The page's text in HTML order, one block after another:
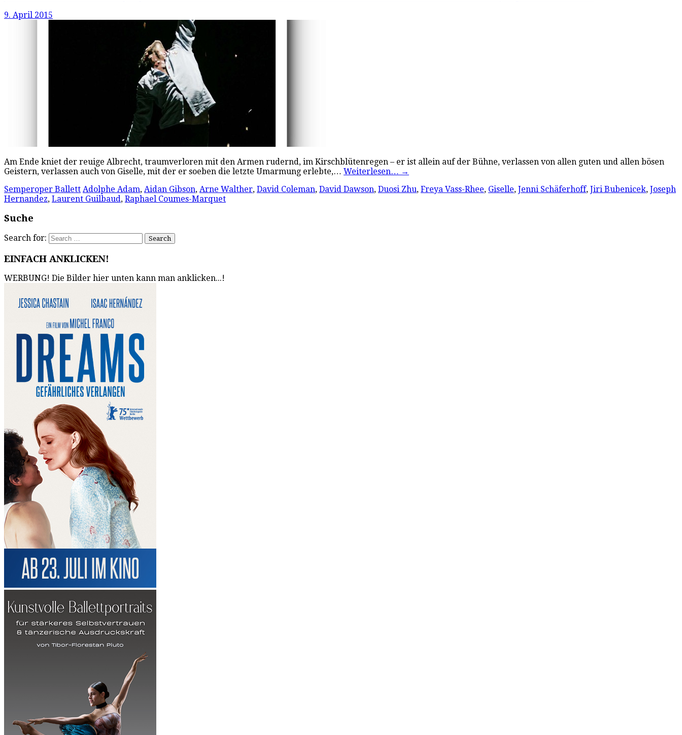
9. April 2015
Am Ende kniet der reuige Albrecht, traumverloren mit den Armen rudernd, im Kirschblütenregen – er ist allein auf der Bühne, verlassen von allen guten und allen bösen
Geistern, verlassen auch von Giselle, mit der er soeben die letzte Umarmung erlebte,… Weiterlesen… →
Semperoper Ballett Adolphe Adam, Aidan Gibson, Arne Walther, David Coleman, David Dawson, Duosi Zhu, Freya Vass-Rhee, Giselle, Jenni Schäferhoff, Jiri Bubenicek, Joseph
Hernandez, Laurent Guilbaud, Raphael Coumes-Marquet
Suche
Search for:
EINFACH ANKLICKEN!
WERBUNG! Die Bilder hier unten kann man anklicken...!